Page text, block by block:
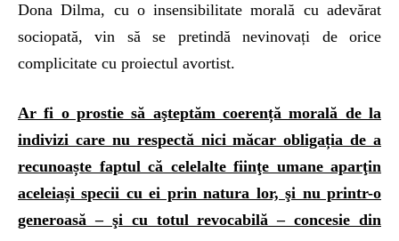
Dona Dilma, cu o insensibilitate morală cu adevărat
sociopată, vin să se pretindă nevinovați de orice
complicitate cu proiectul avortist.
Ar fi o prostie să aşteptăm coerență morală de la
indivizi care nu respectă nici măcar obligația de a
recunoaște faptul că celelalte fiinţe umane aparţin
aceleiași specii cu ei prin natura lor, şi nu printr-o
generoasă – şi cu totul revocabilă – concesie din